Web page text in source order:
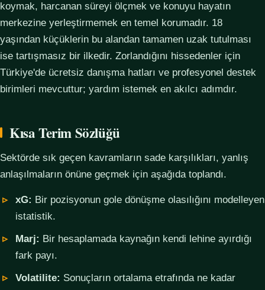
koymak, harcanan süreyi ölçmek ve konuyu hayatın
merkezine yerleştirmemek en temel korumadır. 18
yaşından küçüklerin bu alandan tamamen uzak tutulması
ise tartışmasız bir ilkedir. Zorlandığını hissedenler için
Türkiye'de ücretsiz danışma hatları ve profesyonel destek
birimleri mevcuttur; yardım istemek en akılcı adımdır.
Kısa Terim Sözlüğü
Sektörde sık geçen kavramların sade karşılıkları, yanlış
anlaşılmaların önüne geçmek için aşağıda toplandı.
xG: Bir pozisyonun gole dönüşme olasılığını modelleyen
istatistik.
Marj: Bir hesaplamada kaynağın kendi lehine ayırdığı
fark payı.
Volatilite: Sonuçların ortalama etrafında ne kadar